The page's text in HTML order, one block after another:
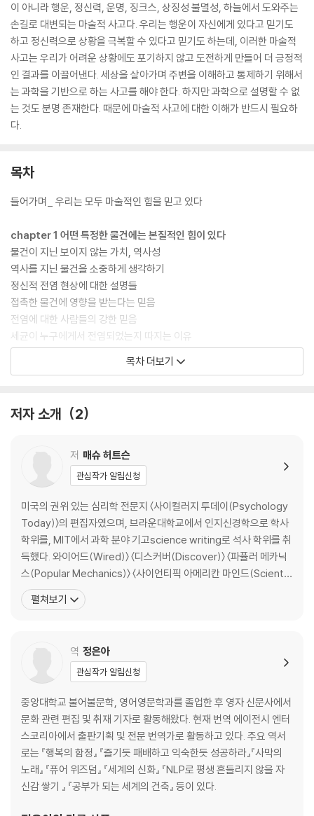
이 아니라 행운, 정신력, 운명, 징크스, 상징성 불멸성, 하늘에서 도와주는
손길로 대변되는 마술적 사고다. 우리는 행운이 자신에게 있다고 믿기도
하고 정신력으로 상황을 극복할 수 있다고 믿기도 하는데, 이러한 마술적
사고는 우리가 어려운 상황에도 포기하지 않고 도전하게 만들어 더 긍정적
인 결과를 이끌어낸다. 세상을 살아가며 주변을 이해하고 통제하기 위해서
는 과학을 기반으로 하는 사고를 해야 한다. 하지만 과학으로 설명할 수 없
는 것도 분명 존재한다. 때문에 마술적 사고에 대한 이해가 반드시 필요하
다.
목차
들어가며_ 우리는 모두 마술적인 힘을 믿고 있다
chapter 1 어떤 특정한 물건에는 본질적인 힘이 있다
물건이 지닌 보이지 않는 가치, 역사성
역사를 지닌 물건을 소중하게 생각하기
정신적 전염 현상에 대한 설명들
접촉한 물건에 영향을 받는다는 믿음
전염에 대한 사람들의 강한 믿음
세균이 누구에게서 전염되었는지 따지는 이유
숨겨진 본질에 집착하는 마법의 안경
마술적인 힘을 지닌 것들에 지갑을 여는 이유
chapter 2 상징을 통해 물리적 영향력을 행사할 수 있다
비슷한 것은 비슷한 것을 낳는다
상징적 물건을 이용한 세속적 의식들
이름이 가진 마술적 잠재력에 대한 믿음
주술이 불러올 수 있는 치명적인 위험들
chapter 3 미신적 행동이 운의 흐름을 바꿀 수 있다
사람들이 미신을 받아들이는 이유와 방식
비용보다는 이익이 큰 미신적 의식
스트레스 상황에서 두드러지는 미신적 행동
통제력을 갖게 되면 불안감도 줄어들까?
징크스가 생기는 정신적 과정
검은 여행 가방을 배 밖으로 던져버리다
chapter 4 한계가 없는 정신을 통해 물질을 통제할 수 있다
정신이 물질에 직접 영향을 줄 수 있다는 믿음
수많은 추종자를 낳았던 끌어당김의 법칙
내 행동을 의지로 통제할 수 있다는 자유의지
자유의지에 대한 지나친 믿음은 위험하다
자유의지와 인과응보에 대한 믿음
목차 더보기
저자 소개 2
저 매슈 허트슨
관심작가 알림신청
미국의 권위 있는 심리학 전문지 〈사이컬러지 투데이(Psychology
Today)〉의 편집자였으며, 브라운대학교에서 인지신경학으로 학사
학위를, MIT에서 과학 분야 기고science writing로 석사 학위를 취
득했다. 와이어드(Wired)〉 〈디스커버(Discover)〉 〈파퓰러 메카닉
스(Popular Mechanics)〉 〈사이언티픽 아메리칸 마인드(Scientifi
c American Mind)〉 〈보스턴 글로브(Boston Globe)〉 〈뉴욕 타임
스(New York Times)〉에 자신의 글을 기고했다. 저명한 저널리스
펼쳐보기
역 정은아
관심작가 알림신청
중앙대학교 불어불문학, 영어영문학과를 졸업한 후 영자 신문사에서
문화 관련 편집 및 취재 기자로 활동해왔다. 현재 번역 에이전시 엔터
스코리아에서 출판기획 및 전문 번역가로 활동하고 있다. 주요 역서
로는 『행복의 함정』 『즐기듯 패배하고 익숙한듯 성공하라』『사막의
노래』 『퓨어 위즈덤』 『세계의 신화』 『NLP로 평생 흔들리지 않을 자
신감 쌓기 』 『공부가 되는 세계의 건축』 등이 있다.